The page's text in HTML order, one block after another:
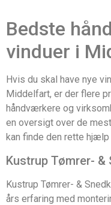
Bedste
vinduer i
Hvis du skal have nye
Middelfart, er der flere
håndværkere og
en oversigt over de
kan finde den rette
Kustrup Tømrer-
Kustrup Tømrer- &
års erfaring med